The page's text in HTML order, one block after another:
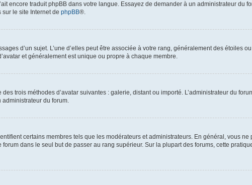
encore traduit phpBB dans votre langue. Essayez de demander à un administrateur du
sur le site Internet de phpBB®.
d’un sujet. L’une d’elles peut être associée à votre rang, généralement des étoiles
et généralement est unique ou propre à chaque membre.
trois méthodes d’avatar suivantes : galerie, distant ou importé. L’administrateur du
administrateur du forum.
certains membres tels que les modérateurs et administrateurs. En général, vous
dans le seul but de passer au rang supérieur. Sur la plupart des forums, cette